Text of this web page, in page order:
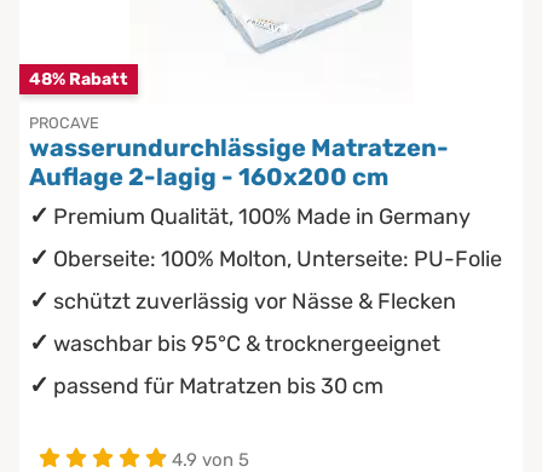
48% Rabatt
PROCAVE
wasserundurchlässige Matratzen-
Auflage 2-lagig - 160x200 cm
Premium Qualität, 100% Made in Germany
Oberseite: 100% Molton, Unterseite: PU-Folie
schützt zuverlässig vor Nässe & Flecken
waschbar bis 95°C & trocknergeeignet
passend für Matratzen bis 30 cm
4.9 von 5
wasserdichte Matratzenschoner
Pflegematratzen
Matratzen nach Maß
Die beste Schlafposition finden
Die besten Sommerbettdecken
Die richtige Matratze kaufen